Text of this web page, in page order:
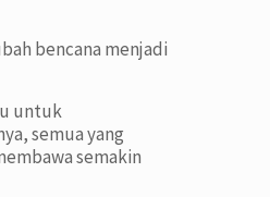
bencana menjadi
untuk
semua yang
semakin